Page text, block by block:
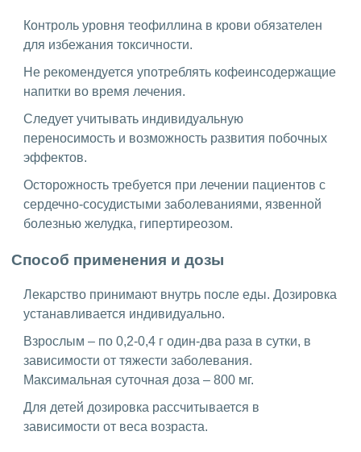
Контроль уровня теофиллина в крови обязателен
для избежания токсичности.
Не рекомендуется употреблять кофеинсодержащие
напитки во время лечения.
Следует учитывать индивидуальную
переносимость и возможность развития побочных
эффектов.
Осторожность требуется при лечении пациентов с
сердечно-сосудистыми заболеваниями, язвенной
болезнью желудка, гипертиреозом.
Способ применения и дозы
Лекарство принимают внутрь после еды. Дозировка
устанавливается индивидуально.
Взрослым – по 0,2-0,4 г один-два раза в сутки, в
зависимости от тяжести заболевания.
Максимальная суточная доза – 800 мг.
Для детей дозировка рассчитывается в
зависимости от веса возраста.